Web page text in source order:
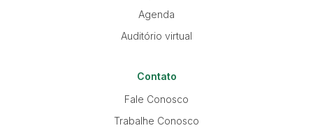
Agenda
Auditório virtual
Contato
Fale Conosco
Trabalhe Conosco